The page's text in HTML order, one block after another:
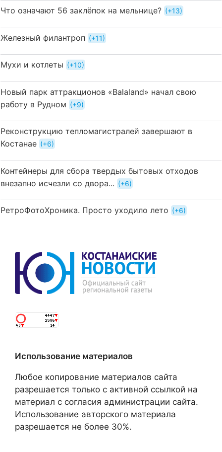
Что означают 56 заклёпок на мельнице? +13
Железный филантроп +11
Мухи и котлеты +10
Новый парк аттракционов «Balaland» начал свою
работу в Рудном
+9
Реконструкцию тепломагистралей завершают в
Костанае
+6
Контейнеры для сбора твердых бытовых отходов
внезапно исчезли со двора...
+6
РетроФотоХроника. Просто уходило лето +6
Использование материалов
Любое копирование материалов сайта
разрешается только с активной ссылкой на
материал с согласия администрации сайта.
Использование авторского материала
разрешается не более 30%.